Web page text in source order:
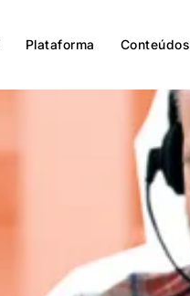
Plataforma Conteúdos